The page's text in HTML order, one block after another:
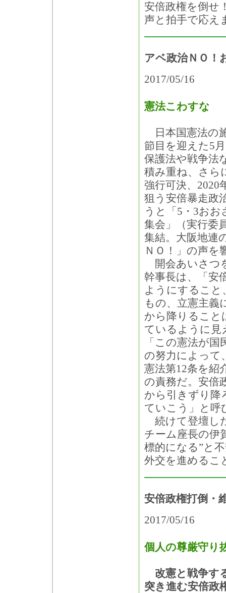
安倍政権を倒せ
声と拍手で応え
アベ政治ＮＯ！
2017/05/16
憲法こわすな
日本国憲法の
節目を迎えた5
保護法や戦争法
積み重ね、さら
強行可決、2020
狙う安倍暴走政
うと「5・3お
集会」（実行委
集結。大阪地連
ＮＯ！」の声を
開会あいさつ
幹事長は、「安
ようにすること
もの、立憲主義
から降りること
ているように見
「この憲法が
の努力によって
憲法第12条を紹
の責務だ。安倍
から引きずり降
ていこう」と呼
続けて登壇し
チーム座長の伊
標的になる”と
外交を進めるこ
安倍政権打倒・
2017/05/16
個人の尊厳守り
改憲と戦争す
突き進む安倍政